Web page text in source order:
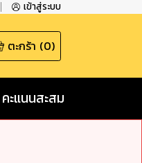
เข้าสู่ระบบ
ตะกร้า (0)
คะแนนสะสม